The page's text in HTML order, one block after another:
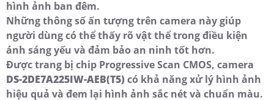
hình ảnh ban đêm.
Những thông số ấn tượng trên camera này giúp
người dùng có thể thấy rõ vật thể trong điều kiện
ánh sáng yếu và đảm bảo an ninh tốt hơn.
Được trang bị chip Progressive Scan CMOS, camera
DS-2DE7A225IW-AEB(T5) có khả năng xử lý hình ảnh
hiệu quả và đem lại hình ảnh sắc nét và chuẩn màu.